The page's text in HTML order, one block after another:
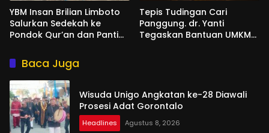
YBM Insan Brilian Limboto
Salurkan Sedekah ke
Pondok Qur’an dan Panti
Tepis Tudingan Cari
Panggung. dr. Yanti
Tegaskan Bantuan UMKM
Baca Juga
Wisuda Unigo Angkatan ke-28 Diawali
Prosesi Adat Gorontalo
Headlines Agustus 8, 2026